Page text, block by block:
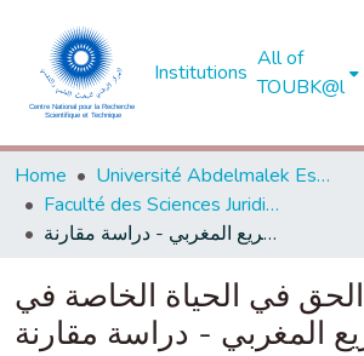
Institutions
All of
TOUBK@l
Home
Université Abdelmalek Essaadi - Tétouan
Faculté des Sciences Juridiques, Economiques et Sociales - Tanger
حماية الحق في الحياة الخاصة في التشريع المغربي - دراسة مقارنة
في الحياة الخاصة في
المغربي - دراسة مقارنة